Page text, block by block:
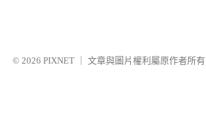
© 2026 PIXNET 文章與圖片權利屬原作者所有